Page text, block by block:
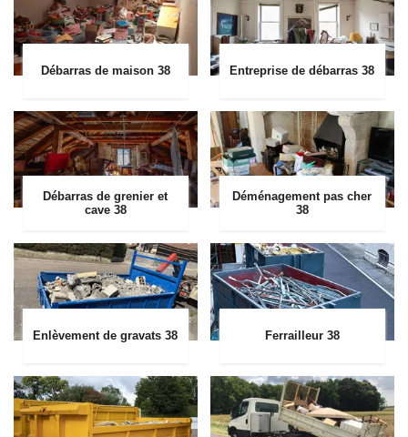
Débarras de maison 38 Entreprise de débarras 38
Débarras de grenier et
cave 38
Déménagement pas cher
38
Enlèvement de gravats 38 Ferrailleur 38